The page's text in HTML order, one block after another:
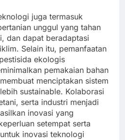
juga termasuk
unggul yang tahan
dan dapat beradaptasi
Selain itu, pemanfaatan
ekologis
pemakaian bahan
menciptakan sistem
sustainable. Kolaborasi
serta industri menjadi
inovasi yang
setempat serta
inovasi teknologi